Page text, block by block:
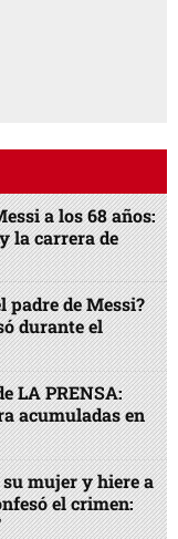
a los 68 años:
la carrera de
padre de Messi?
durante el
LA PRENSA:
acumuladas en
mujer y hiere a
el crimen: